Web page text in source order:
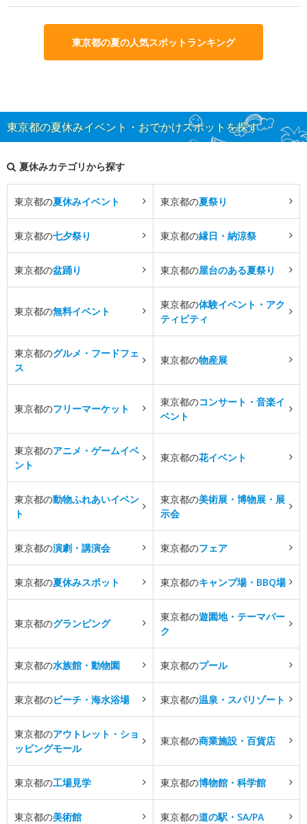
東京都の夏の人気スポットランキング
東京都の夏休みイベント・おでかけスポットを探す
夏休みカテゴリから探す
東京都の夏休みイベント 東京都の夏祭り
東京都の七夕祭り 東京都の縁日・納涼祭
東京都の盆踊り 東京都の屋台のある夏祭り
東京都の無料イベント
東京都の体験イベント・アク
ティビティ
東京都のグルメ・フードフェ
ス
東京都の物産展
東京都のフリーマーケット
東京都のコンサート・音楽イ
ベント
東京都のアニメ・ゲームイベ
ント
東京都の花イベント
東京都の動物ふれあいイベン
ト
東京都の美術展・博物展・展
示会
東京都の演劇・講演会 東京都のフェア
東京都の夏休みスポット 東京都のキャンプ場・BBQ場
東京都のグランピング
東京都の遊園地・テーマパー
ク
東京都の水族館・動物園 東京都のプール
東京都のビーチ・海水浴場 東京都の温泉・スパリゾート
東京都のアウトレット・ショ
ッピングモール
東京都の商業施設・百貨店
東京都の工場見学 東京都の博物館・科学館
東京都の美術館 東京都の道の駅・SA/PA